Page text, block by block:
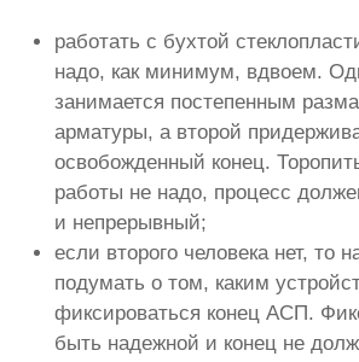
работать с бухтой
надо, как минимум, вдвоем.
занимается постепенным
арматуры, а второй
освобожденный конец.
работы не надо, процесс
и непрерывный;
если второго человека нет, то
подумать о том, каким
фиксироваться конец АСП.
быть надежной и конец не